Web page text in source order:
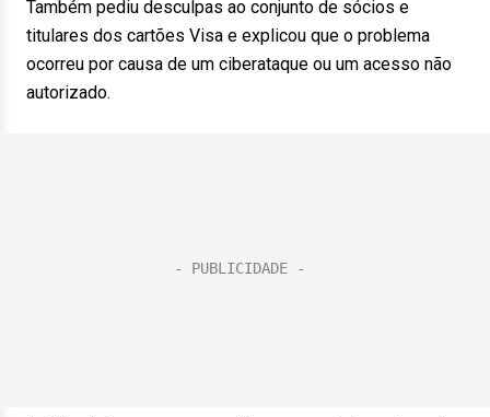
Também pediu desculpas ao conjunto de sócios e
titulares dos cartões Visa e explicou que o problema
ocorreu por causa de um ciberataque ou um acesso não
autorizado.